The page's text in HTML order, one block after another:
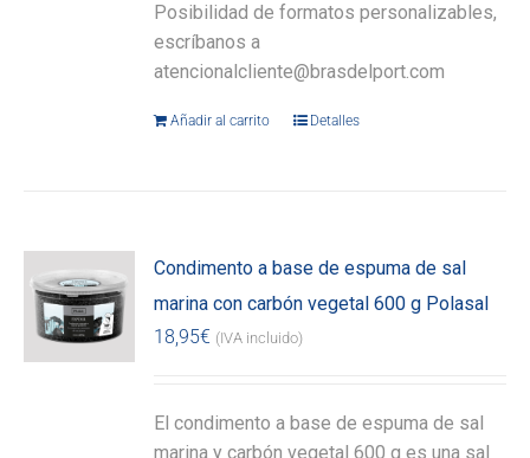
Posibilidad de formatos personalizables,
escríbanos a
atencionalcliente@brasdelport.com
Añadir al carrito Detalles
Condimento a base de espuma de sal
marina con carbón vegetal 600 g Polasal
18,95€ (IVA incluido)
El condimento a base de espuma de sal
marina y carbón vegetal 600 g es una sal